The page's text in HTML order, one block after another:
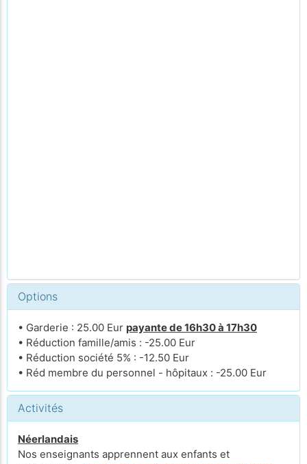
Options
• Garderie : 25.00 Eur payante de 16h30 à 17h30
• Réduction famille/amis : -25.00 Eur
• Réduction société 5% : -12.50 Eur
• Réd membre du personnel - hôpitaux : -25.00 Eur
Activités
Néerlandais
Nos enseignants apprennent aux enfants et